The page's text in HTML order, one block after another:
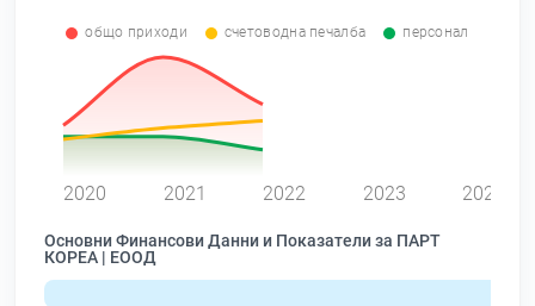
общо приходи счетоводна печалба персонал
2020 2021 2022 2023 2024
Основни Финансови Данни и Показатели за ПАРТ
КОРЕА | ЕООД